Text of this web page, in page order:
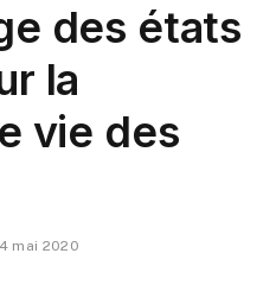
des états
la
vie des
mai 2020